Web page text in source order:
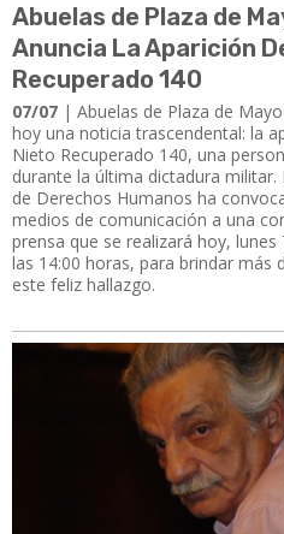
Abuelas de Plaza de
Anuncia La Aparición
Recuperado 140
07/07 | Abuelas de Plaza de
hoy una noticia trascendental: la
Nieto Recuperado 140, una
durante la última dictadura militar.
de Derechos Humanos ha
medios de comunicación a una
prensa que se realizará hoy, lunes
las 14:00 horas, para brindar más
este feliz hallazgo.